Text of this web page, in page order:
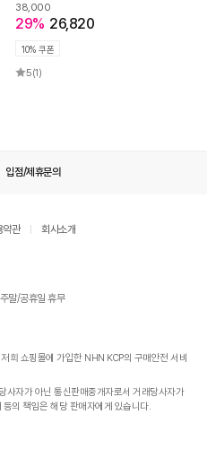
38,000
29% 26,820
10% 쿠폰
5(1)
입점/제휴문의
약관 회사소개
말/공휴일 휴무
표이사 : 문인식)
호
닷컴)
희 쇼핑몰에 가입한 NHN KCP의 구매안전 서비
사자가 아닌 통신판매중개자로서 거래당사자가
의 책임은 해당 판매자에게 있습니다.